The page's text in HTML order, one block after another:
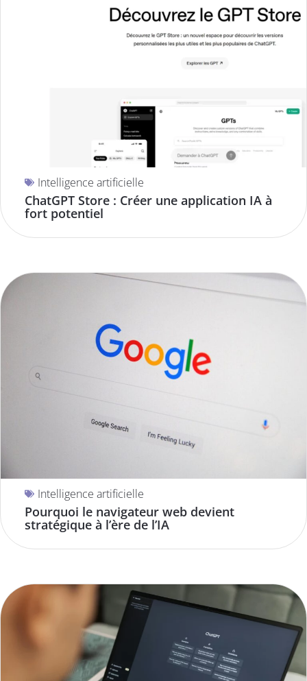
Intelligence artificielle
ChatGPT Store : Créer une application IA à
fort potentiel
Intelligence artificielle
Pourquoi le navigateur web devient
stratégique à l’ère de l’IA